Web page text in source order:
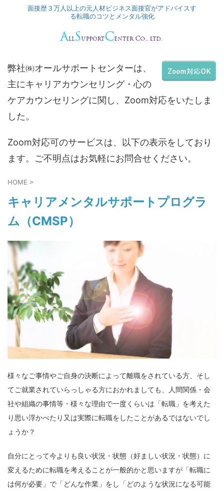
面接歴３万人以上の元人材ビジネス面接官がアドバイスす
る転職のコツとメンタル強化
弊社㈱オールサポートセンターは、
主にキャリアカウンセリング・心の
ケアカウンセリングに関し、Zoom対応をいたしま
した。
Zoom対応可のサービスは、以下の表示をしており
ます。ご不明点はお気軽にお問合せください。
HOME >
キャリアメンタルサポートプログラ
ム（CMSP）
様々なご事情やご自身の決断によって離職をされている方、そし
てご就業されていらっしゃる方におかれましても、人間関係・会
社や組織の事情等・様々な理由で一度くらいは「転職」を考えた
り思い浮かべたり又は実際に転職をしたことがあるではないでし
ょうか？
自分にとって今よりも良い状況・状態（好ましい状況・状態）に
変えるために転職を考えることが一般的かと思いますが「転職に
は何が必要」で「どんな作業」をし「どのような状況になる可能